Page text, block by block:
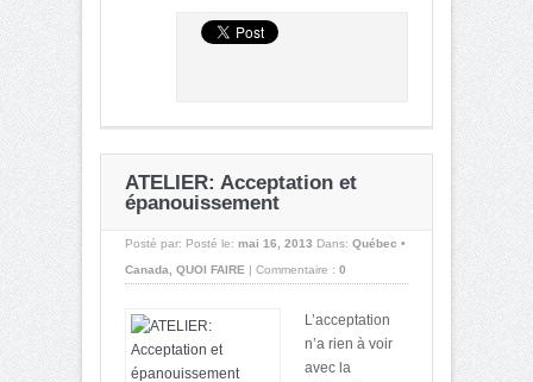
ATELIER: Acceptation et
épanouissement
Posté par: Posté le: mai 16, 2013 Dans: Québec •
Canada
QUOI FAIRE | Commentaire : 0
L’acceptation
n’a rien à voir
avec la